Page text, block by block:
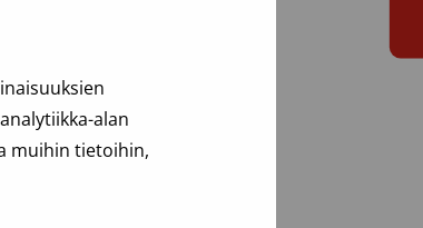
alan
muihin tietoihin,